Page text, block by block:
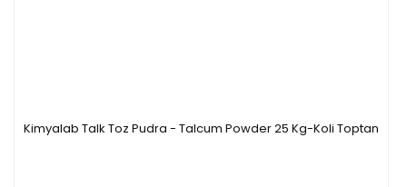
Kimyalab Talk Toz Pudra - Talcum Powder 25 Kg-Koli Toptan